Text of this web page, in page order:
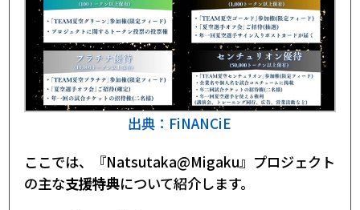
出典：FiNANCiE
ここでは、『Natsutaka@Migaku』プロジェクト
の主な支援特典について紹介します。